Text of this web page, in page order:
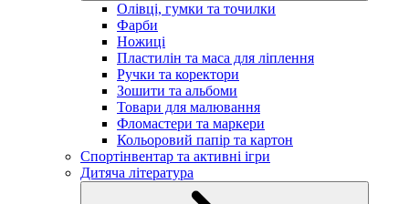
Олівці, гумки та точилки
Фарби
Ножиці
Пластилін та маса для ліплення
Ручки та коректори
Зошити та альбоми
Товари для малювання
Фломастери та маркери
Кольоровий папір та картон
Спортінвентар та активні ігри
Дитяча література